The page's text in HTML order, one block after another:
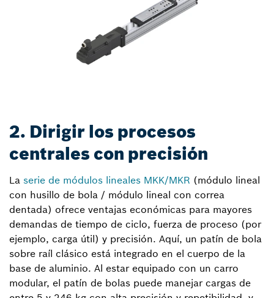
2. Dirigir los procesos
centrales con precisión
La serie de módulos lineales MKK/MKR (módulo lineal
con husillo de bola / módulo lineal con correa
dentada) ofrece ventajas económicas para mayores
demandas de tiempo de ciclo, fuerza de proceso (por
ejemplo, carga útil) y precisión. Aquí, un patín de bola
sobre raíl clásico está integrado en el cuerpo de la
base de aluminio. Al estar equipado con un carro
modular, el patín de bolas puede manejar cargas de